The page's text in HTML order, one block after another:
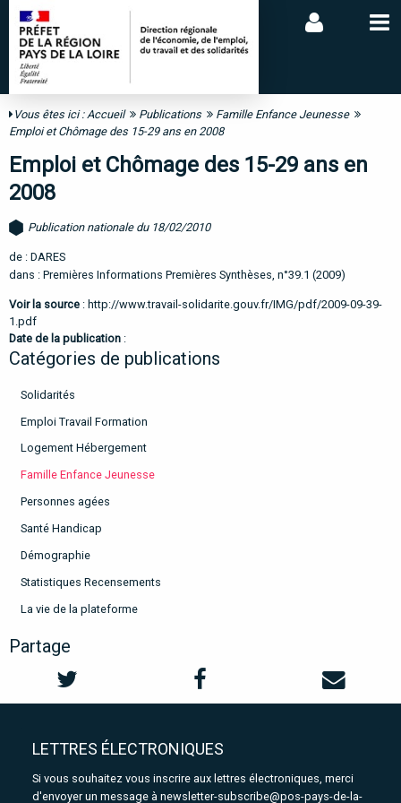
Vous êtes ici :Accueil Publications
Famille Enfance Jeunesse
Emploi et Chômage des 15-29 ans en 2008
Emploi et Chômage des 15-29 ans en
2008
Publication nationale du 18/02/2010
de : DARES
dans : Premières Informations Premières Synthèses, n°39.1 (2009)
Voir la source : http://www.travail-solidarite.gouv.fr/IMG/pdf/2009-09-39-
1.pdf
Date de la publication :
Catégories de publications
Solidarités
Emploi Travail Formation
Logement Hébergement
Famille Enfance Jeunesse
Personnes agées
Santé Handicap
Démographie
Statistiques Recensements
La vie de la plateforme
Partage
LETTRES ÉLECTRONIQUES
Si vous souhaitez vous inscrire aux lettres électroniques, merci
d'envoyer un message à newsletter-subscribe@pos-pays-de-la-